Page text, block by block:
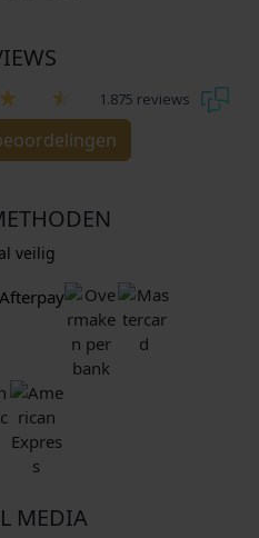
1.875 reviews
veilig
MEDIA